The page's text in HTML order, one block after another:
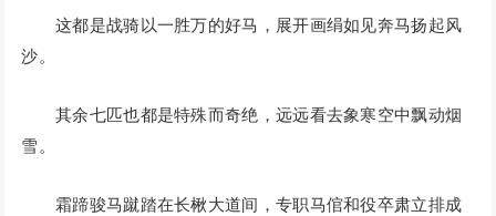
这都是战骑以一胜万的好马，展开画绢如见奔马扬起风
沙。
其余七匹也都是特殊而奇绝，远远看去象寒空中飘动烟
雪。
霜蹄骏马蹴踏在长楸大道间，专职马倌和役卒肃立排成